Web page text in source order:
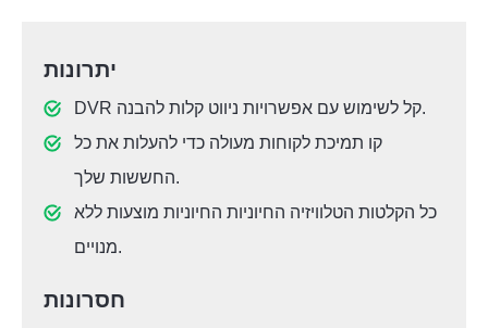
יתרונות
DVR קל לשימוש עם אפשרויות ניווט קלות להבנה.
קו תמיכת לקוחות מעולה כדי להעלות את כל
החששות שלך.
כל הקלטות הטלוויזיה החיוניות החיוניות מוצעות ללא
מנויים.
חסרונות